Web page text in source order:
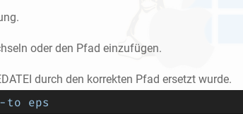
oder den Pfad einzufügen.
durch den korrekten Pfad ersetzt wurde.
to eps